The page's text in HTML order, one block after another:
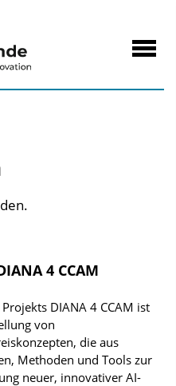
4 CCAM
DIANA 4 CCAM ist
von
die aus
Methoden und Tools zur
neuer, innovativer AI-